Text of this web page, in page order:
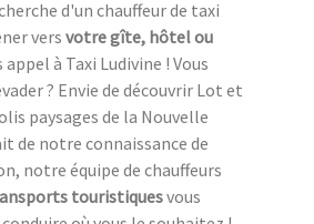
d'un chauffeur de taxi
vers votre gîte, hôtel ou
appel à Taxi Ludivine ! Vous
? Envie de découvrir Lot et
paysages de la Nouvelle
de notre connaissance de
notre équipe de chauffeurs
touristiquesvous